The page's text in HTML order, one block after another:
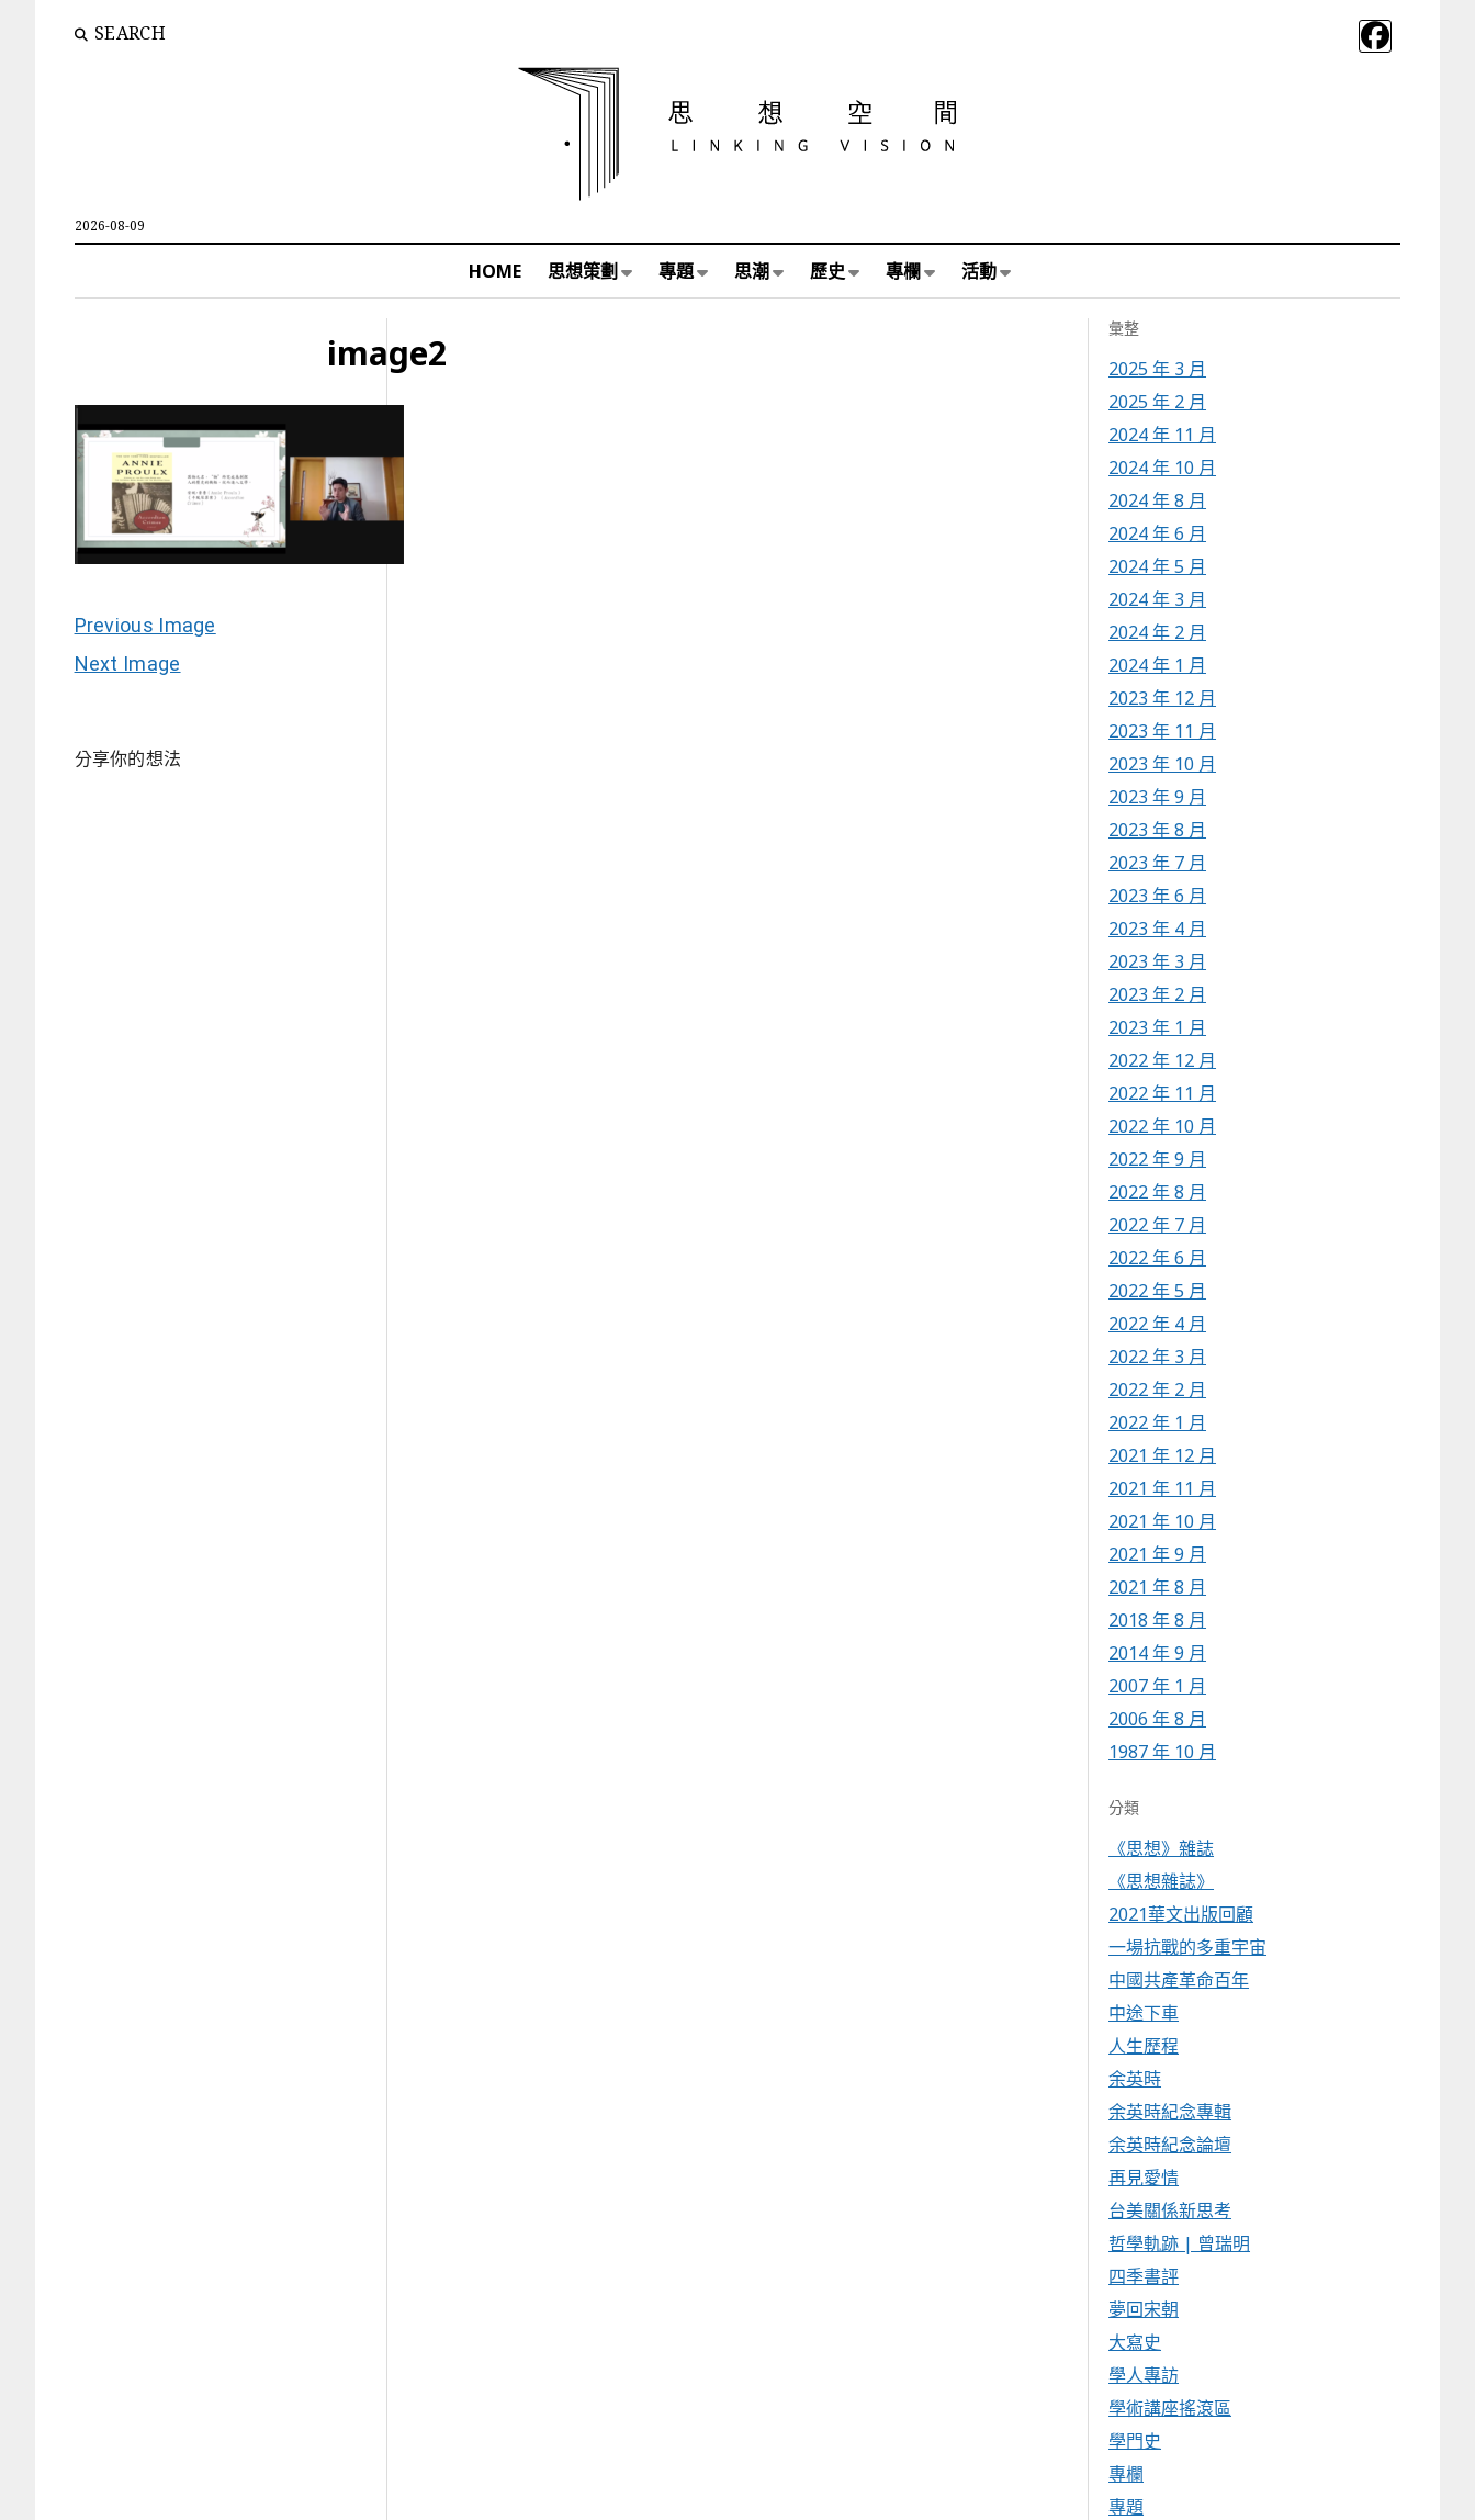
SEARCH
2026-08-09
HOME 思想策劃 專題 思潮 歷史 專欄 活動
image2
Previous Image
Next Image
分享你的想法
彙整
2025 年 3 月
2025 年 2 月
2024 年 11 月
2024 年 10 月
2024 年 8 月
2024 年 6 月
2024 年 5 月
2024 年 3 月
2024 年 2 月
2024 年 1 月
2023 年 12 月
2023 年 11 月
2023 年 10 月
2023 年 9 月
2023 年 8 月
2023 年 7 月
2023 年 6 月
2023 年 4 月
2023 年 3 月
2023 年 2 月
2023 年 1 月
2022 年 12 月
2022 年 11 月
2022 年 10 月
2022 年 9 月
2022 年 8 月
2022 年 7 月
2022 年 6 月
2022 年 5 月
2022 年 4 月
2022 年 3 月
2022 年 2 月
2022 年 1 月
2021 年 12 月
2021 年 11 月
2021 年 10 月
2021 年 9 月
2021 年 8 月
2018 年 8 月
2014 年 9 月
2007 年 1 月
2006 年 8 月
1987 年 10 月
分類
《思想》雜誌
《思想雜誌》
2021華文出版回顧
一場抗戰的多重宇宙
中國共產革命百年
中途下車
人生歷程
余英時
余英時紀念專輯
余英時紀念論壇
再見愛情
台美關係新思考
哲學軌跡 | 曾瑞明
四季書評
夢回宋朝
大寫史
學人專訪
學術講座搖滾區
學門史
專欄
專題